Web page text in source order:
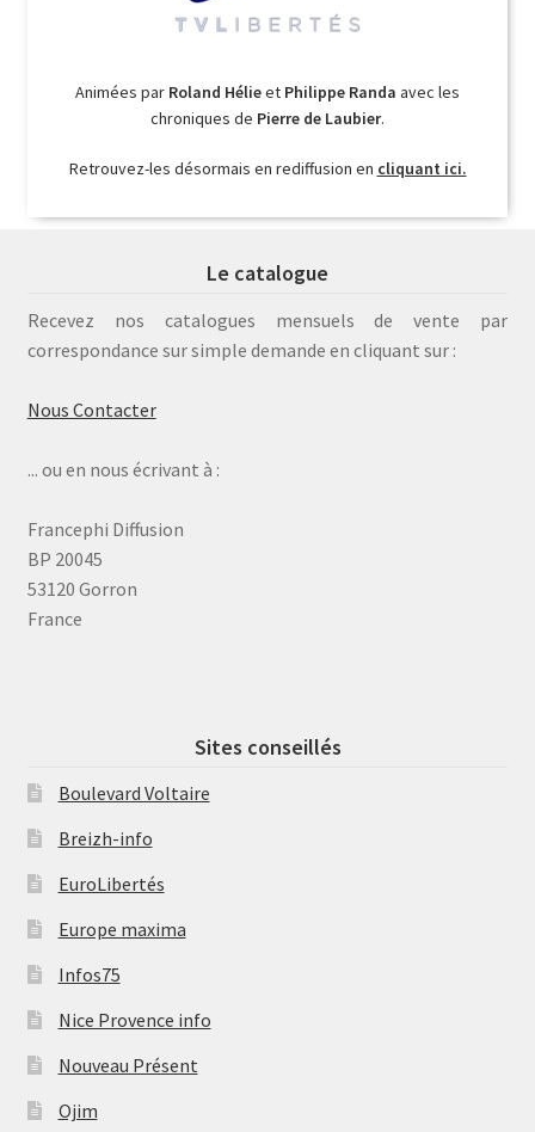
Animées par Roland Hélieet Philippe Randa avec les
chroniques de Pierre de Laubier.
Retrouvez-les désormais en rediffusion en cliquant ici.
Le catalogue
Recevez nos catalogues mensuels de vente par
correspondance sur simple demande en cliquant sur :
Nous Contacter
... ou en nous écrivant à :
Francephi Diffusion
BP 20045
53120 Gorron
France
Sites conseillés
Boulevard Voltaire
Breizh-info
EuroLibertés
Europe maxima
Infos75
Nice Provence info
Nouveau Présent
Ojim